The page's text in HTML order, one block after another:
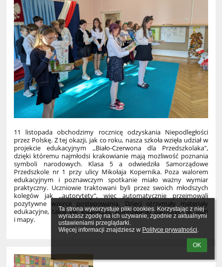
Ta strona wykorzystuje pliki cookies. Korzystając z niej
wyrażasz zgodę na ich używanie, zgodnie z aktualnymi
ustawieniami przeglądarki.
Więcej informacji znajdziesz w Polityce prywatności.
OK
11 listopada obchodzimy rocznicę odzyskania Niepodległości
przez Polskę. Z tej okazji, jak co roku, nasza szkoła wzięła udział w
projekcie edukacyjnym ,,Biało-Czerwona dla Przedszkolaka",
dzięki któremu najmłodsi krakowianie mają możliwość poznania
symboli narodowych. Klasa 5 a odwiedziła Samorządowe
Przedszkole nr 1 przy ulicy Mikołaja Kopernika. Poza walorem
edukacyjnym i poznawczym spotkanie miało ważny wymiar
praktyczny. Uczniowie traktowani byli przez swoich młodszych
kolegów jak ,,autorytety", więc automatycznie przejmowali
pozytywne wzorce postępowania. Dzieci otrzymały materiały
edukacyjne, takie jak książeczki, kolorowanki patriotyczne, flagi
i mapy.